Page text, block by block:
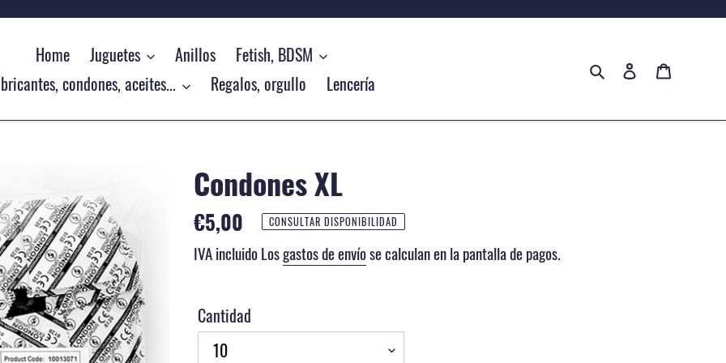
Home Juguetes Anillos
Fetish, BDSM
condones, aceites...
Regalos, orgullo Lencería
Buscar Ingresar
Condones XL
Precio
habitual
€5,00 CONSULTAR DISPONIBILIDAD
IVA incluido Losgastos de envíose calculan en la pantalla de pagos.
Cantidad